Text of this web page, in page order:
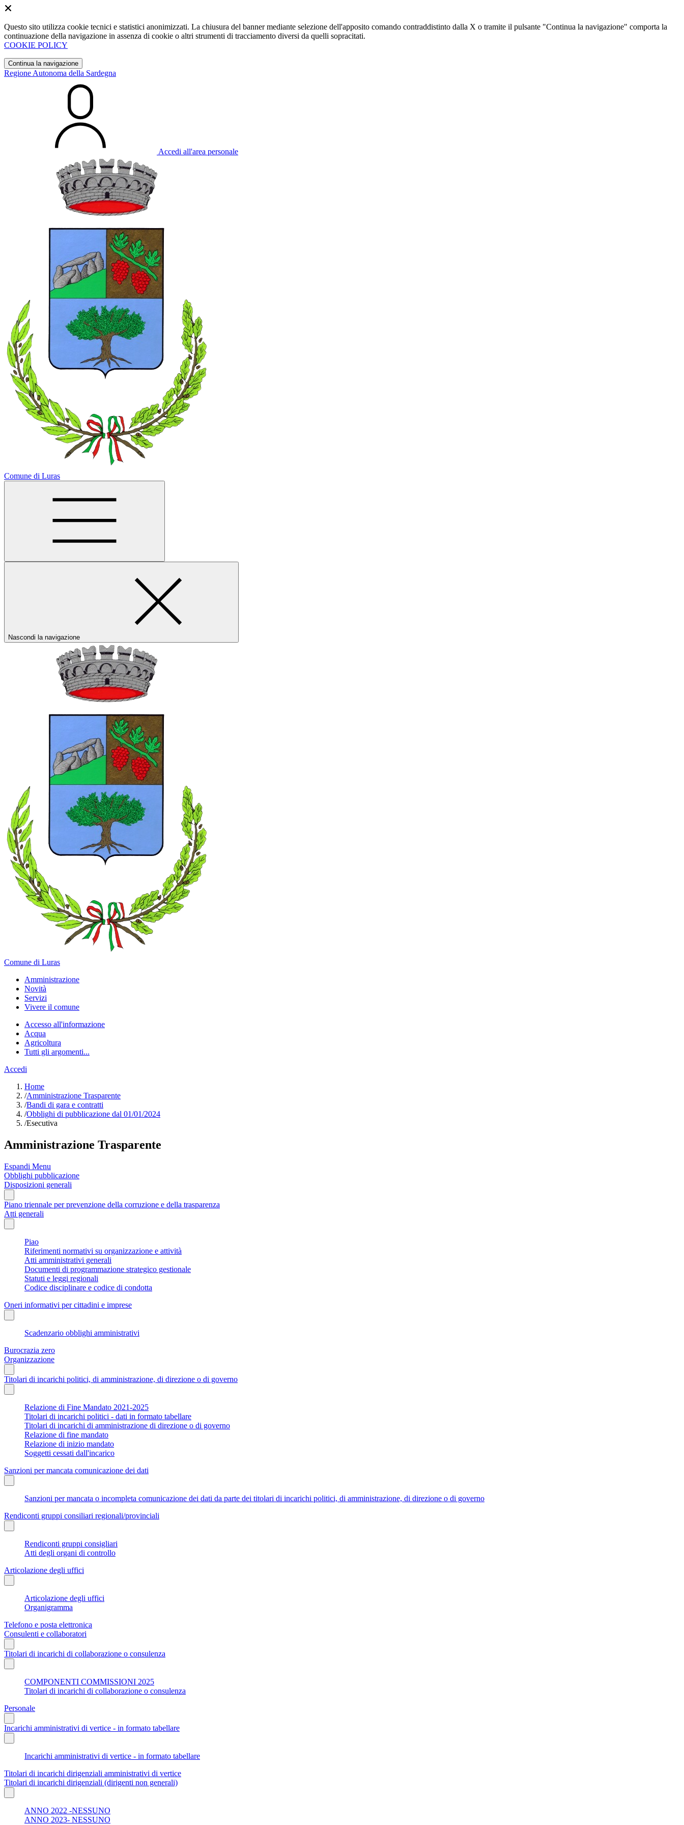
Questo sito utilizza cookie tecnici e statistici anonimizzati. La chiusura del banner mediante selezione dell'apposito comando contraddistinto dalla X o tramite il pulsante "Continua la navigazione" comporta la
continuazione della navigazione in assenza di cookie o altri strumenti di tracciamento diversi da quelli sopracitati.
COOKIE POLICY
Continua la navigazione
Regione Autonoma della Sardegna
Accedi all'area personale
Comune di Luras
Nascondi la navigazione
Comune di Luras
Amministrazione
Novità
Servizi
Vivere il comune
Accesso all'informazione
Acqua
Agricoltura
Tutti gli argomenti...
Accedi
Home
/Amministrazione Trasparente
/Bandi di gara e contratti
/Obblighi di pubblicazione dal 01/01/2024
/Esecutiva
Amministrazione Trasparente
Espandi Menu
Obblighi pubblicazione
Disposizioni generali
Piano triennale per prevenzione della corruzione e della trasparenza
Atti generali
Piao
Riferimenti normativi su organizzazione e attività
Atti amministrativi generali
Documenti di programmazione strategico gestionale
Statuti e leggi regionali
Codice disciplinare e codice di condotta
Oneri informativi per cittadini e imprese
Scadenzario obblighi amministrativi
Burocrazia zero
Organizzazione
Titolari di incarichi politici, di amministrazione, di direzione o di governo
Relazione di Fine Mandato 2021-2025
Titolari di incarichi politici - dati in formato tabellare
Titolari di incarichi di amministrazione di direzione o di governo
Relazione di fine mandato
Relazione di inizio mandato
Soggetti cessati dall'incarico
Sanzioni per mancata comunicazione dei dati
Sanzioni per mancata o incompleta comunicazione dei dati da parte dei titolari di incarichi politici, di amministrazione, di direzione o di governo
Rendiconti gruppi consiliari regionali/provinciali
Rendiconti gruppi consigliari
Atti degli organi di controllo
Articolazione degli uffici
Articolazione degli uffici
Organigramma
Telefono e posta elettronica
Consulenti e collaboratori
Titolari di incarichi di collaborazione o consulenza
COMPONENTI COMMISSIONI 2025
Titolari di incarichi di collaborazione o consulenza
Personale
Incarichi amministrativi di vertice - in formato tabellare
Incarichi amministrativi di vertice - in formato tabellare
Titolari di incarichi dirigenziali amministrativi di vertice
Titolari di incarichi dirigenziali (dirigenti non generali)
ANNO 2022 -NESSUNO
ANNO 2023- NESSUNO